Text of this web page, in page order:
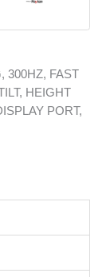
300HZ, FAST
HEIGHT
PORT,